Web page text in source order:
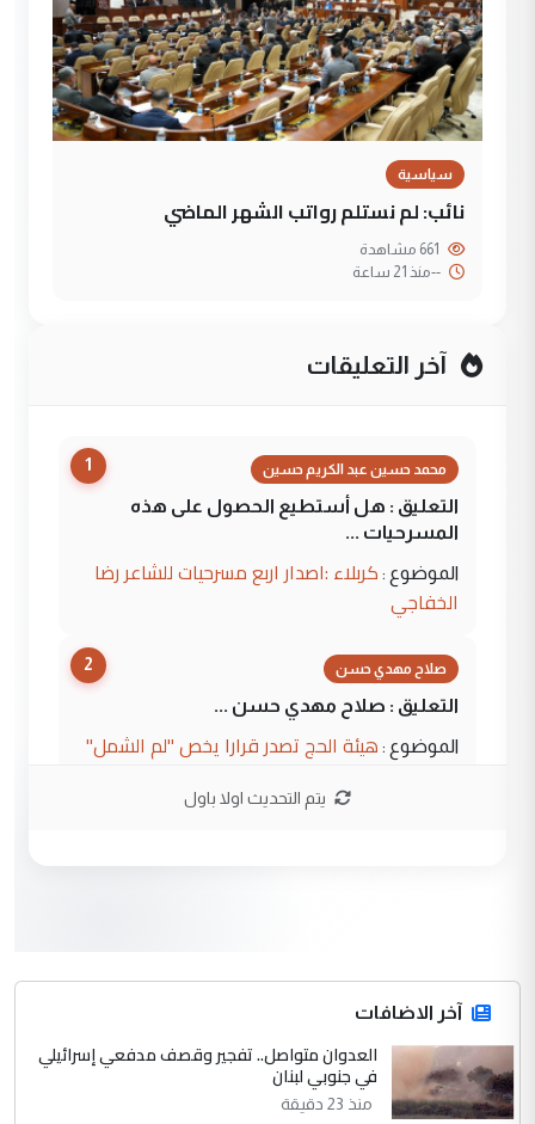
سياسية
نائب: لم نستلم رواتب الشهر الماضي
--منذ 21 ساعة
آخر التعليقات
1 محمد حسين عبد الكريم حسين
التعليق : هل أستطيع الحصول على هذه
المسرحيات ...
الموضوع : كربلاء :اصدار اربع مسرحيات للشاعر رضا
الخفاجي
2 صلاح مهدي حسن
التعليق : صلاح مهدي حسن ...
الموضوع : هيئة الحج تصدر قرارا يخص "لم الشمل"
hadi
التعليق : تحيه اخويه حسينيه اي انسان مهما
كان محدود المعرفه بتفاصيل احداث المنطقه
يقول بما لايقبل ...
يتم التحديث اولا باول
آخر الاضافات
العدوان متواصل.. تفجير وقصف مدفعي إسرائيلي
في جنوبي لبنان
منذ 23 دقيقة